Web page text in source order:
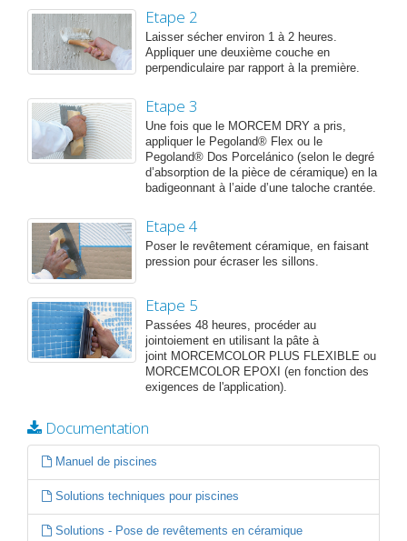
Etape 2
Laisser sécher environ 1 à 2 heures.
Appliquer une deuxième couche en
perpendiculaire par rapport à la première.
Etape 3
Une fois que le MORCEM DRY a pris,
appliquer le Pegoland® Flex ou le
Pegoland® Dos Porcelánico (selon le degré
d’absorption de la pièce de céramique) en la
badigeonnant à l’aide d’une taloche crantée.
Etape 4
Poser le revêtement céramique, en faisant
pression pour écraser les sillons.
Etape 5
Passées 48 heures, procéder au
jointoiement en utilisant la pâte à
joint MORCEMCOLOR PLUS FLEXIBLE ou
MORCEMCOLOR EPOXI (en fonction des
exigences de l'application).
Documentation
Manuel de piscines
Solutions techniques pour piscines
Solutions - Pose de revêtements en céramique